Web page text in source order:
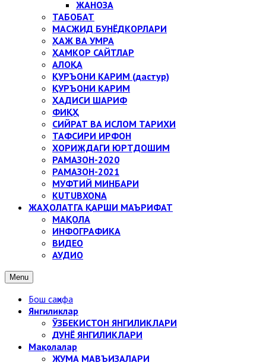
ЖАНОЗА
ТАБОБАТ
МАСЖИД БУНЁДКОРЛАРИ
ҲАЖ ВА УМРА
ҲАМКОР САЙТЛАР
АЛОҚА
ҚУРЪОНИ КАРИМ (дастур)
ҚУРЪОНИ КАРИМ
ҲАДИСИ ШАРИФ
ФИҚҲ
СИЙРАТ ВА ИСЛОМ ТАРИХИ
ТАФСИРИ ИРФОН
ХОРИЖДАГИ ЮРТДОШИМ
РАМАЗОН-2020
РАМАЗОН-2021
МУФТИЙ МИНБАРИ
KUTUBXONA
ЖАҲОЛАТГА ҚАРШИ МАЪРИФАТ
МАҚОЛА
ИНФОГРАФИКА
ВИДЕО
АУДИО
Menu
Бош саҳифа
Янгиликлар
ЎЗБЕКИСТОН ЯНГИЛИКЛАРИ
ДУНЁ ЯНГИЛИКЛАРИ
Мақолалар
ЖУМА МАВЪИЗАЛАРИ